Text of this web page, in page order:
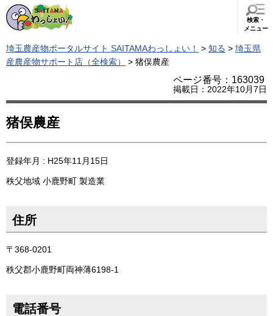
検索・
メニュー
埼玉農産物ポータルサイト SAITAMAわっしょい！ > 知る > 埼玉県
産農産物サポート店（全検索）
> 猪俣農産
ページ番号：163039
掲載日：2022年10月7日
猪俣農産
登録年月 : H25年11月15日
秩父地域 小鹿野町 製造業
住所
〒368-0201
秩父郡小鹿野町両神薄6198-1
電話番号